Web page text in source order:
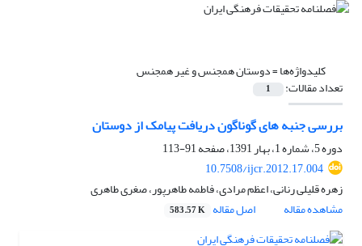
کلیدواژه‌ها =دوستان همجنس و غیر همجنس
تعداد مقالات: 1
بررسی جنبه های گوناگون دریافت پیامک از دوستان
دوره 5، شماره 1، بهار 1391، صفحه
91-113
10.7508/ijcr.2012.17.004
زهره قلیلی رنانی، اعظم مرادی، فاطمه طاهرپور، صغری طاهری
مشاهده مقاله
اصل مقاله 583.57 K